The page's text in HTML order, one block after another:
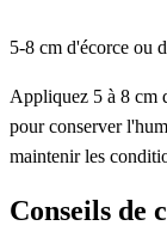
5-8 cm d'écorce ou
Appliquez 5 à 8 cm
pour conserver
maintenir les
Conseils de